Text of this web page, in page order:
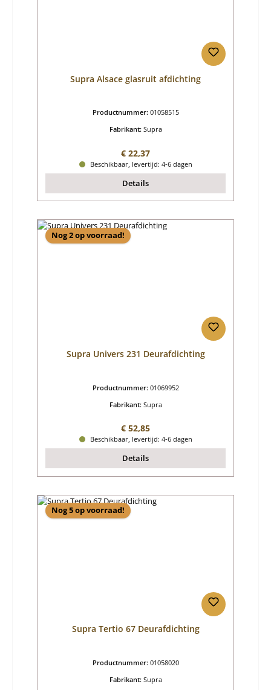
Supra Alsace glasruit afdichting
Productnummer: 01058515
Fabrikant: Supra
Normale prijs:
€ 22,37
Beschikbaar, levertijd: 4-6 dagen
Details
Nog 2 op voorraad!
Supra Univers 231 Deurafdichting
Productnummer: 01069952
Fabrikant: Supra
Normale prijs:
€ 52,85
Beschikbaar, levertijd: 4-6 dagen
Details
Nog 5 op voorraad!
Supra Tertio 67 Deurafdichting
Productnummer: 01058020
Fabrikant: Supra